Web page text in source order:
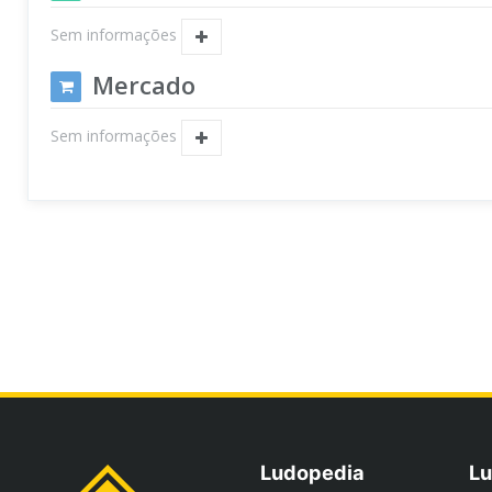
Sem informações
Mercado
Sem informações
Ludopedia